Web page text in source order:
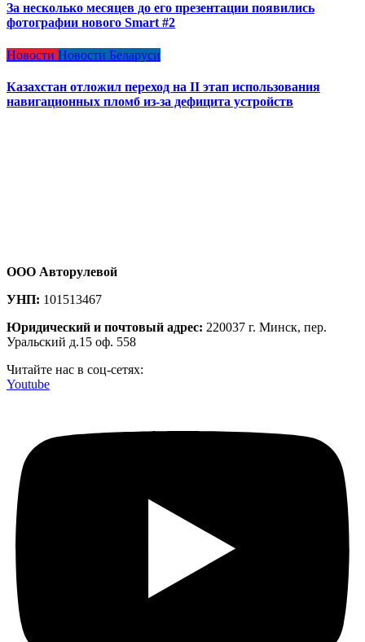
За несколько месяцев до его презентации появились
фотографии нового Smart #2
Новости Новости Беларуси
Казахстан отложил переход на II этап использования
навигационных пломб из-за дефицита устройств
ООО Авторулевой
УНП: 101513467
Юридический и почтовый адрес: 220037 г. Минск, пер.
Уральский д.15 оф. 558
Читайте нас в соц-сетях:
Youtube